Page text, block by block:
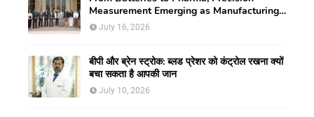
Measurement Emerging as Manufacturing's
New Competitive Edge
July 16, 2026
बीपी और ब्रेन स्ट्रोक: ब्लड प्रेशर को कंट्रोल रखना क्यों
बचा सकता है आपकी जान
July 10, 2026